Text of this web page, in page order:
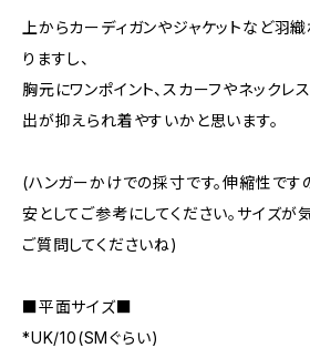
上からカーディガンやジャケットなど羽
りますし、
胸元にワンポイント、スカーフやネック
出が抑えられ着やすいかと思います。
(ハンガーかけでの採寸です。伸縮性です
安としてご参考にしてください。サイズ
ご質問してくださいね)
■平面サイズ■
*UK/10(SMぐらい)